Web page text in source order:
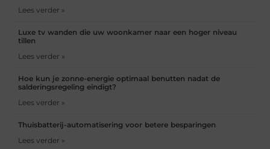
Lees verder »
Luxe tv wanden die uw woonkamer naar een hoger niveau
tillen
Lees verder »
Hoe kun je zonne-energie optimaal benutten nadat de
salderingsregeling eindigt?
Lees verder »
Thuisbatterij-automatisering voor betere besparingen
Lees verder »